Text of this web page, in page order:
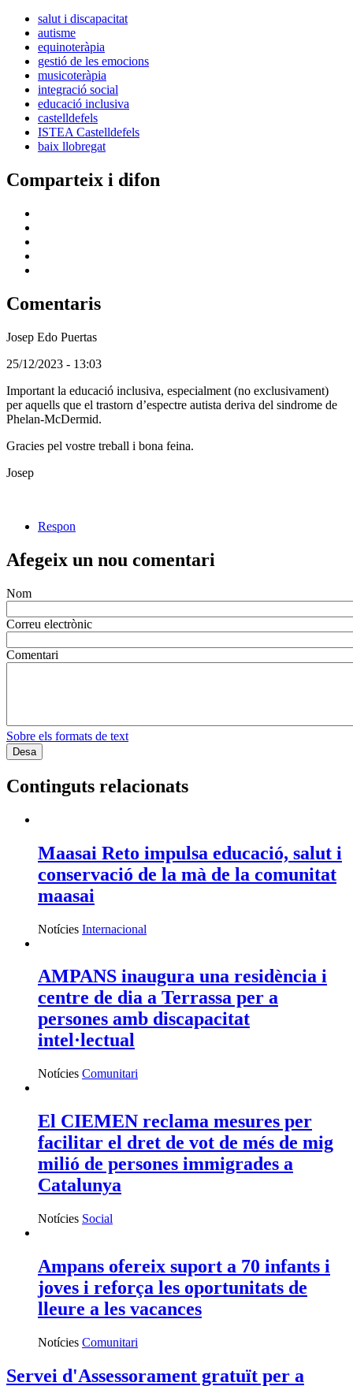
salut i discapacitat
autisme
equinoteràpia
gestió de les emocions
musicoteràpia
integració social
educació inclusiva
castelldefels
ISTEA Castelldefels
baix llobregat
Comparteix i difon
Comentaris
Josep Edo Puertas
(Usuari
registrat)
25/12/2023 - 13:03
Important la educació inclusiva, especialment (no exclusivament)
per aquells que el trastorn d’espectre autista deriva del sindrome de
Phelan-McDermid.
Gracies pel vostre treball i bona feina.
Josep
Respon
Afegeix un nou comentari
Nom
Correu electrònic
Comentari
Sobre els formats de text
Continguts relacionats
Maasai Reto impulsa educació, salut i
conservació de la mà de la comunitat
maasai
Notícies Internacional
AMPANS inaugura una residència i
centre de dia a Terrassa per a
persones amb discapacitat
intel·lectual
Notícies Comunitari
El CIEMEN reclama mesures per
facilitar el dret de vot de més de mig
milió de persones immigrades a
Catalunya
Notícies Social
Ampans ofereix suport a 70 infants i
joves i reforça les oportunitats de
lleure a les vacances
Notícies Comunitari
Servei d'Assessorament gratuït per a